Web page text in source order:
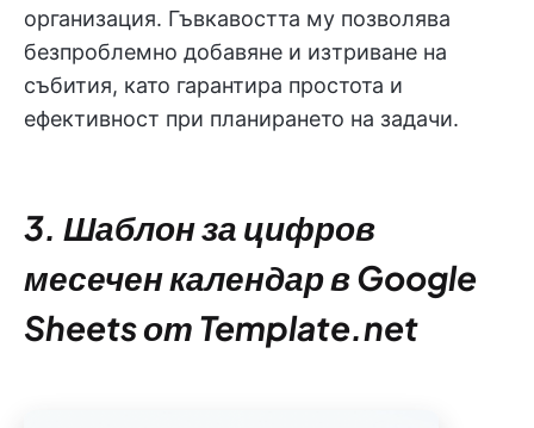
организация. Гъвкавостта му позволява
безпроблемно добавяне и изтриване на
събития, като гарантира простота и
ефективност при планирането на задачи.
3. Шаблон за цифров
месечен календар в Google
Sheets от Template.net